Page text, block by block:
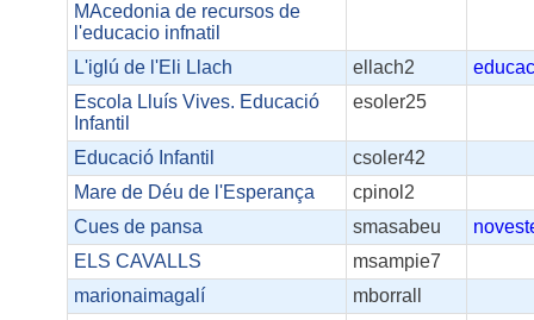
MAcedonia de recursos de
l'educacio infnatil
L'iglú de l'Eli Llach
ellach2
Escola Lluís Vives. Educació
Infantil
esoler25
Educació Infantil
csoler42
Mare de Déu de l'Esperança
cpinol2
Cues de pansa
smasabeu
ELS CAVALLS
msampie7
marionaimagalí
mborrall